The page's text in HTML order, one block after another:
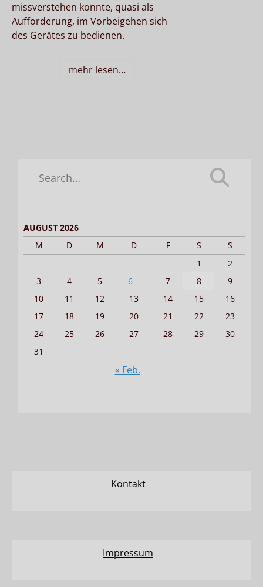
missverstehen konnte, quasi als
Aufforderung, im Vorbeigehen sich
des Gerätes zu bedienen.
mehr lesen…
for:
AUGUST 2026
M
D M D F S
S
1
2
3
4 5 6 7 8
9
10
11 12 13 14 15
16
17
18 19 20 21 22
23
24
25 26 27 28 29
30
31
« Feb.
Kontakt
Impressum